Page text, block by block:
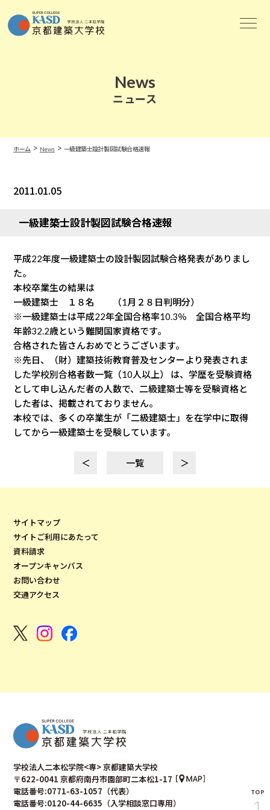
News
ニュース
ホーム > News> 一級建築士設計製図試験合格速報
2011.01.05
一級建築士設計製図試験合格速報
平成22年度一級建築士の設計製図試験合格発表がありまし
た。
本校卒業生の結果は
一級建築士 １８名 （1月２８日判明分）
※一級建築士は平成22年全国合格率10.3％ 全国合格平均
年齢32.2歳という難関国家資格です。
合格された皆さんおめでとうございます。
※先日、（財）建築技術教育普及センターより発表されま
した学校別合格者数一覧（10人以上） は、学歴を受験資格
として申し込んだ者の人数で、二級建築士等を受験資格と
した者は、掲載されておりません。
本校では、多くの卒業生が「二級建築士」を在学中に取得
してから一級建築士を受験しています。
＜ 一覧 ＞
サイトマップ
サイトご利用にあたって
資料請求
オープンキャンパス
お問い合わせ
交通アクセス
学校法人二本松学院<専> 京都建築大学校
〒622-0041 京都府南丹市園部町二本松1-17
電話番号:0771-63-1057（代表）
電話番号:0120-44-6635（入学相談窓口専用）